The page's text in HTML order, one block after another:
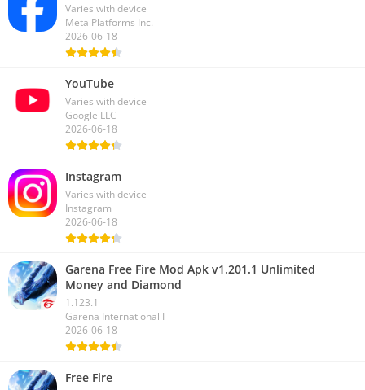
Varies with device
Meta Platforms Inc.
2026-06-18
YouTube
Varies with device
Google LLC
2026-06-18
Instagram
Varies with device
Instagram
2026-06-18
Garena Free Fire Mod Apk v1.201.1 Unlimited
Money and Diamond
1.123.1
Garena International I
2026-06-18
Free Fire